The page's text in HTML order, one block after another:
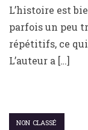
L’histoire est
parfois un peu
répétitifs, ce
L’auteur a […]
NON CLASSÉ